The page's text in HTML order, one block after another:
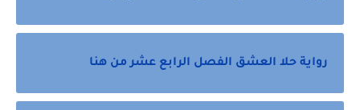
رواية حلا العشق الفصل الرابع عشر من هنا